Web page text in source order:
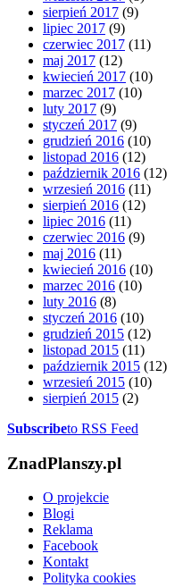
sierpień 2017 (9)
lipiec 2017 (9)
czerwiec 2017 (11)
maj 2017 (12)
kwiecień 2017 (10)
marzec 2017 (10)
luty 2017 (9)
styczeń 2017 (9)
grudzień 2016 (10)
listopad 2016 (12)
październik 2016 (12)
wrzesień 2016 (11)
sierpień 2016 (12)
lipiec 2016 (11)
czerwiec 2016 (9)
maj 2016 (11)
kwiecień 2016 (10)
marzec 2016 (10)
luty 2016 (8)
styczeń 2016 (10)
grudzień 2015 (12)
listopad 2015 (11)
październik 2015 (12)
wrzesień 2015 (10)
sierpień 2015 (2)
Subscribeto RSS Feed
ZnadPlanszy.pl
O projekcie
Blogi
Reklama
Facebook
Kontakt
Polityka cookies